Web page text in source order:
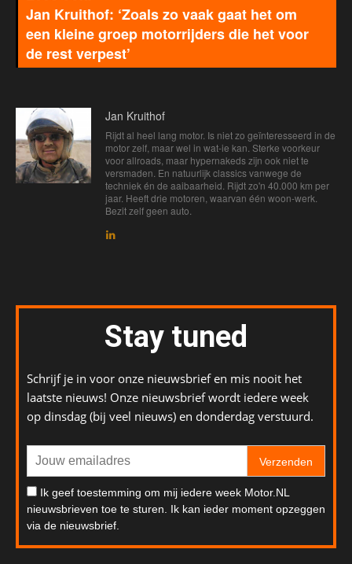
Jan Kruithof: ‘Zoals zo vaak gaat het om
een kleine groep motorrijders die het voor
de rest verpest’
Jan Kruithof
Rijdt al heel lang motor. Is niet zo geïnteresseerd in de
motor zelf, maar wel in wat-ie kan. Sterke voorkeur
voor allroads, maar hypernakeds zijn ook niet te
versmaden. En natuurlijk classics vanwege de
techniek én de aaibaarheid. Rijdt zo'n 40.000 km per
jaar. Heeft drie motoren, waarvan één woon-werk.
Bezit zelf geen auto.
Stay tuned
Schrijf je in voor onze nieuwsbrief en mis nooit het
laatste nieuws! Onze nieuwsbrief wordt iedere week
op dinsdag (bij veel nieuws) en donderdag verstuurd.
Verzenden
Ik geef toestemming om mij iedere week Motor.NL
nieuwsbrieven toe te sturen. Ik kan ieder moment opzeggen
via de nieuwsbrief.